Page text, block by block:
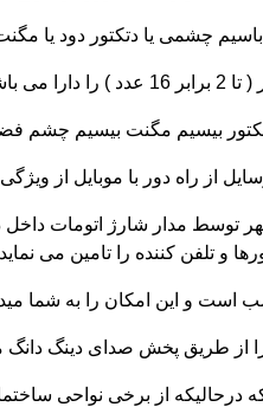
چشمی یا دتکتور دود
باشد
بیسیم مگنت بیسیم چشم
توسط مدار شارژ اتومات
و تلفن کننده را تامین می نماید
از طریق پخش صدای دینگ دانگ
درحالیکه از برخی نواحی